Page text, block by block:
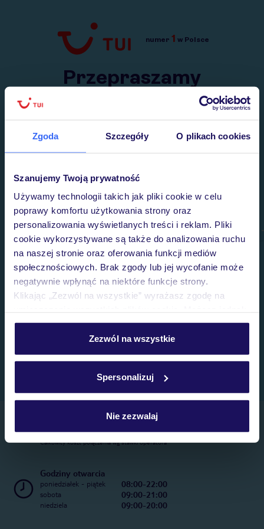
Zgoda Szczegóły O plikach cookies
Szanujemy Twoją prywatność
Używamy technologii takich jak pliki cookie w celu
poprawy komfortu użytkowania strony oraz
personalizowania wyświetlanych treści i reklam. Pliki
cookie wykorzystywane są także do analizowania ruchu
na naszej stronie oraz oferowania funkcji mediów
społecznościowych. Brak zgody lub jej wycofanie może
negatywnie wpłynąć na niektóre funkcje strony.
Klikając „Zezwól na wszystkie” wyrażasz zgodę na
personalizować swój wybór wchodząc w zakładkę
Szczegółowe informacje o plikach cookie znajdziesz
Zezwól na wszystkie
Spersonalizuj
Nie zezwalaj
Przejdź do TUI.pl
numer 1 w Polsce
Przepraszamy
Wysłaliśmy nasz serwis na krótkie wakacje.
Telefoniczne Centrum Rezerwacji
22 270 31 20
Całkowity koszt połączenia wg stawki operatora
Godziny otwarcia
poniedziałek - piątek 08:00-22:00
sobota 09:00-21:00
niedziela 09:00-20:00